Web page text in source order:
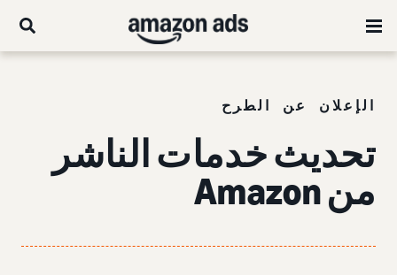
الإعلان عن الطرح
تحديث خدمات الناشر
من Amazon